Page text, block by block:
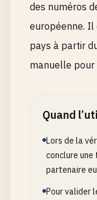
des numéros
européenne.
pays à partir
manuelle pour
Quand
Lors de la
conclure une
partenaire
Pour valider